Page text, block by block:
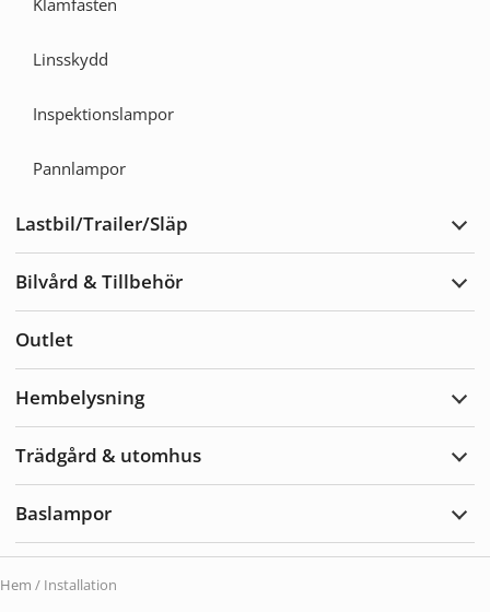
Klämfästen
Linsskydd
Inspektionslampor
Pannlampor
Lastbil/Trailer/Släp
Bilvård & Tillbehör
Outlet
Hembelysning
Trädgård & utomhus
Baslampor
Hem / Installation